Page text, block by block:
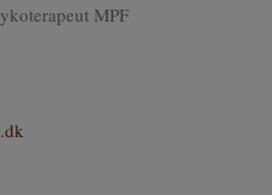
MPF